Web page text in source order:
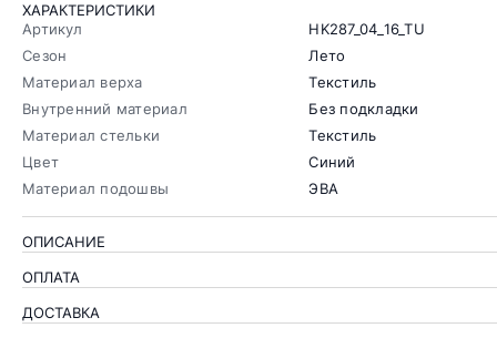
ХАРАКТЕРИСТИКИ
Артикул
HK287_04_16_TU
Сезон
Лето
Материал верха
Текстиль
Внутренний материал
Без подкладки
Материал стельки
Текстиль
Цвет
Синий
Материал подошвы
ЭВА
ОПИСАНИЕ
ОПЛАТА
ДОСТАВКА